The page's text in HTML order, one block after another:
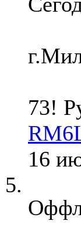
73!
16